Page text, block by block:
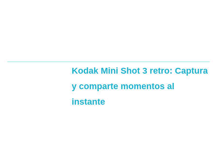
Kodak Mini Shot 3 retro: Captura
y comparte momentos al
instante